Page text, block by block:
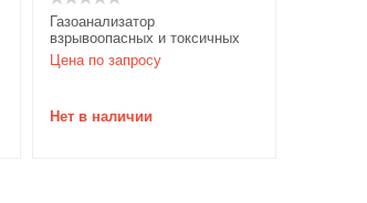
Газоанализатор
взрывоопасных и токсичных
газов СИГНАЛ-44
Цена по запросу
Нет в наличии